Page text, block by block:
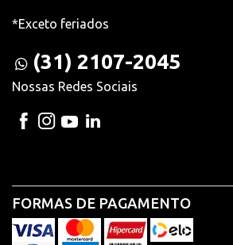
*Exceto feriados
(31) 2107-2045
Nossas Redes Sociais
FORMAS DE PAGAMENTO